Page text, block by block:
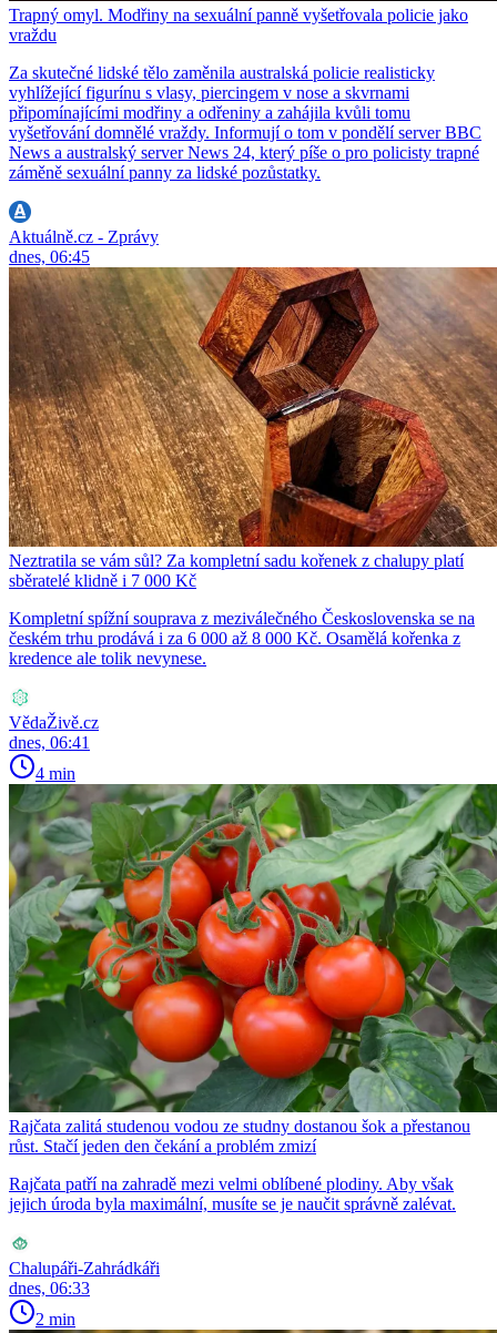
Trapný omyl. Modřiny na sexuální panně vyšetřovala policie jako
vraždu
Za skutečné lidské tělo zaměnila australská policie realisticky
vyhlížející figurínu s vlasy, piercingem v nose a skvrnami
připomínajícími modřiny a odřeniny a zahájila kvůli tomu
vyšetřování domnělé vraždy. Informují o tom v pondělí server BBC
News a australský server News 24, který píše o pro policisty trapné
záměně sexuální panny za lidské pozůstatky.
Aktuálně.cz - Zprávy
dnes, 06:45
Neztratila se vám sůl? Za kompletní sadu kořenek z chalupy platí
sběratelé klidně i 7 000 Kč
Kompletní spížní souprava z meziválečného Československa se na
českém trhu prodává i za 6 000 až 8 000 Kč. Osamělá kořenka z
kredence ale tolik nevynese.
VědaŽivě.cz
dnes, 06:41
4 min
Rajčata zalitá studenou vodou ze studny dostanou šok a přestanou
růst. Stačí jeden den čekání a problém zmizí
Rajčata patří na zahradě mezi velmi oblíbené plodiny. Aby však
jejich úroda byla maximální, musíte se je naučit správně zalévat.
Chalupáři-Zahrádkáři
dnes, 06:33
2 min